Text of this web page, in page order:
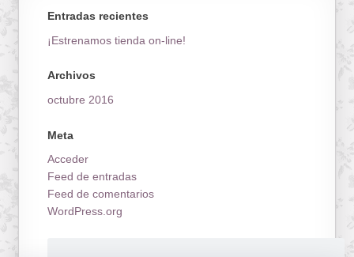
Entradas recientes
¡Estrenamos tienda on-line!
Archivos
octubre 2016
Meta
Acceder
Feed de entradas
Feed de comentarios
WordPress.org